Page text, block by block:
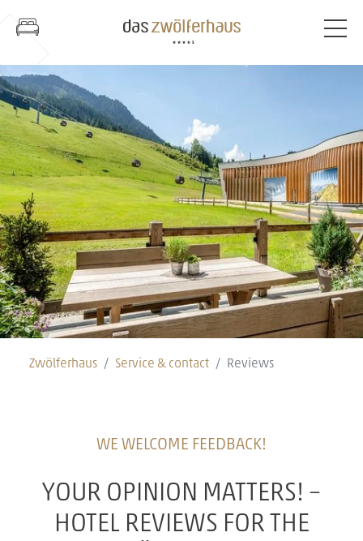
Zwölferhaus Service & contact Reviews
WE WELCOME FEEDBACK!
YOUR OPINION MATTERS! –
HOTEL REVIEWS FOR THE